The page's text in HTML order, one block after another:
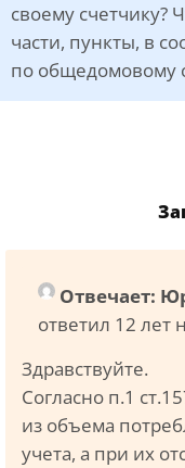
своему счетчику?
части, пункты, в
по общедомовому
Отвечает:
ответил 12 лет
Здравствуйте.
Согласно п.1
из объема
учета, а при их